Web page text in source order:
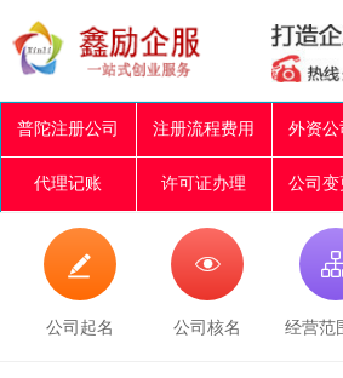
普陀注册公司 注册流程费用 外资公
代理记账 许可证办理 公司变

公司起名

公司核名 经营范